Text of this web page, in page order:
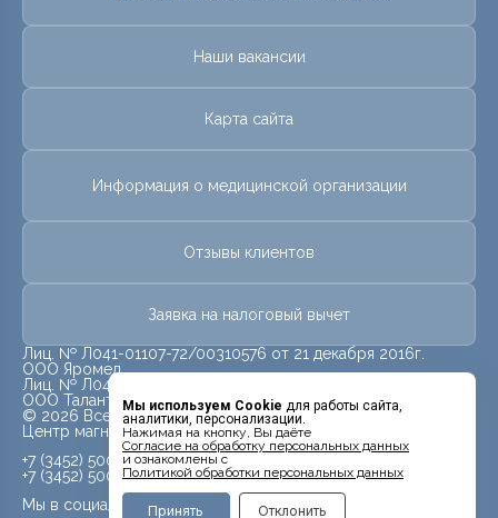
Мы используем Cookie для работы сайта,
аналитики, персонализации.
Нажимая на кнопку, Вы даёте
Cогласие на обработку персональных данных
и ознакомлены с
Политикой обработки персональных данных
Принять Отклонить
Наши вакансии
Карта сайта
Информация о медицинской организации
Отзывы клиентов
Заявка на налоговый вычет
Лиц. № Л041-01107-72/00310576 от 21 декабря 2016г.
ООО Яромед
Лиц. № Л041-01107-72/00623073 от 31 октября 2022г.
ООО Талант
© 2026 Все права защищены.
Центр магнитно-резонансной томографии «МРТ Лидер»
Мы в социальных сетях
+7 (3452) 500-914
+7 (3452) 500-944